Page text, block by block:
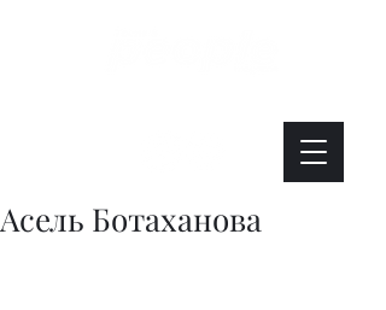
Асель Ботаханова